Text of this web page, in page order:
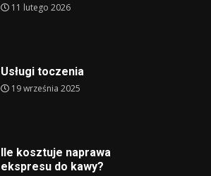
11 lutego 2026
Usługi toczenia
19 września 2025
Ile kosztuje naprawa
ekspresu do kawy?